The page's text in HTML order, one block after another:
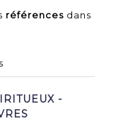
références dans
-